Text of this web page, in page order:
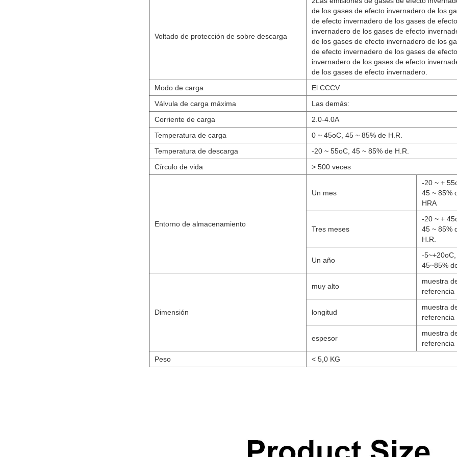
Voltado de protección de sobre descarga
de los gases de efecto invernadero de los
de efecto invernadero de los gases de efecto
invernadero de los gases de efecto
de los gases de efecto invernadero de los
de efecto invernadero de los gases de efecto
invernadero de los gases de efecto
de los gases de efecto invernadero.
Modo de carga
El CCCV
Válvula de carga máxima
Las demás:
Corriente de carga
2.0-4.0A
Temperatura de carga
0 ~ 45oC, 45 ~ 85% de H.R.
Temperatura de descarga
-20 ~ 55oC, 45 ~ 85% de H.R.
Círculo de vida
> 500 veces
Entorno de almacenamiento
Un mes
-20 ~ +
45 ~ 85%
HRA
Tres meses
-20 ~ +
45 ~ 85%
H.R.
Un año
-5~+20oC,
45~85%
Dimensión
muy alto
muestra
referencia
longitud
muestra
referencia
espesor
muestra
referencia
Peso
< 5,0 KG